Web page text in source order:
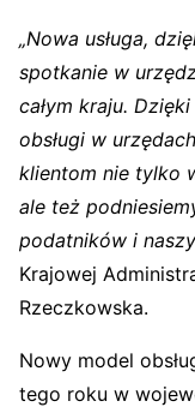
„Nowa usługa,
spotkanie w
całym kraju.
obsługi w
klientom nie tylko
ale też
podatników i
Krajowej
Rzeczkowska.
Nowy model
tego roku w